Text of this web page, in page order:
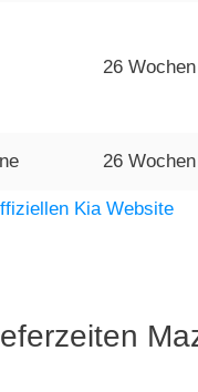
26 Wochen
26 Wochen
Kia Website